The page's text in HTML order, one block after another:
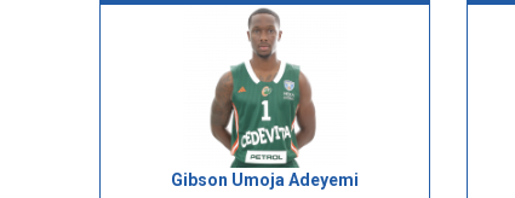
Gibson Umoja Adeyemi